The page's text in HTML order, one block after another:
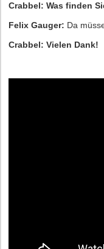
Crabbel: Was finden
Felix Gauger: Da
Crabbel: Vielen Dank!